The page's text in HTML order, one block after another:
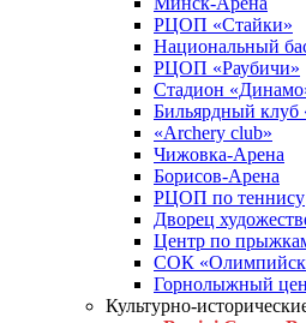
РЦОП «Стайки»
Национальный
РЦОП «Раубичи»
Стадион
Бильярдный клуб
«Archery club»
Чижовка-Арена
Борисов-Арена
РЦОП по теннису
Дворец
Центр по
СОК
Горнолыжный
Культурно-